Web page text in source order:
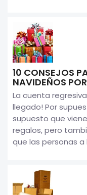
10 CONSEJOS
NAVIDEÑOS
La cuenta
llegado! Por
supuesto que
regalos, pero
que las personas a